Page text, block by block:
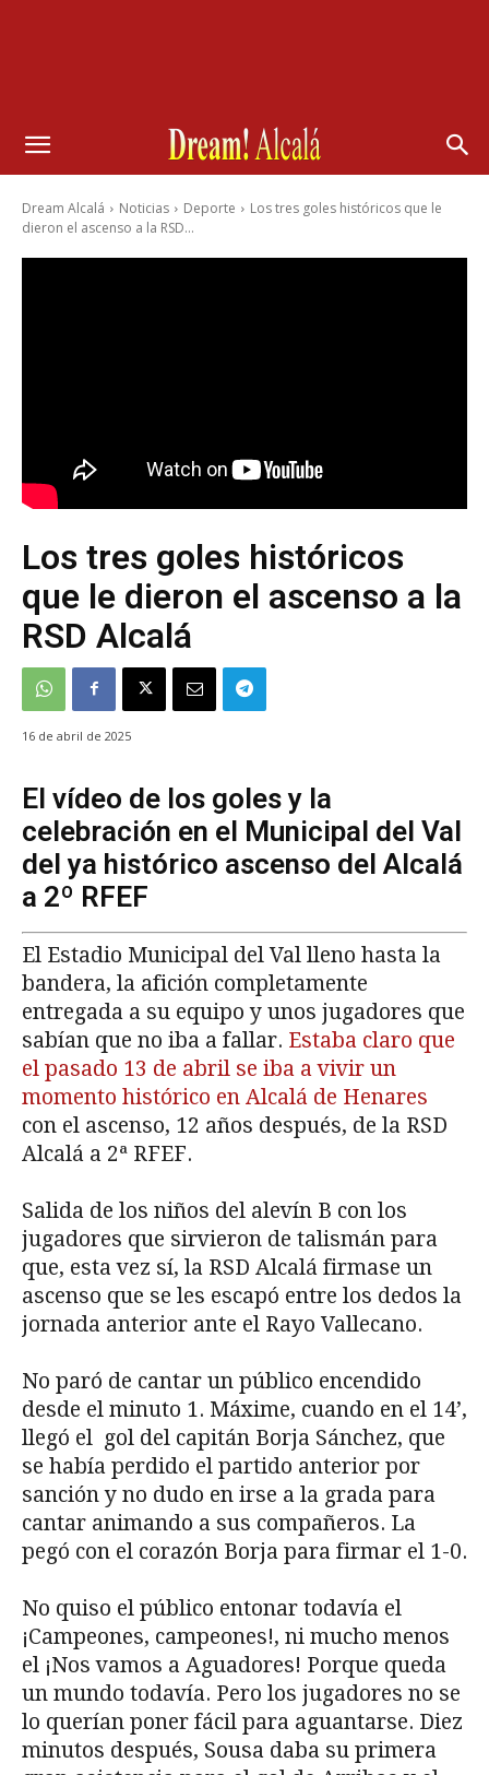
Dream Alcalá Noticias Deporte
Los tres goles históricos que le
dieron el ascenso a la RSD...
Los tres goles históricos
que le dieron el ascenso a la
RSD Alcalá
16 de abril de 2025
El vídeo de los goles y la
celebración en el Municipal del Val
del ya histórico ascenso del Alcalá
a 2º RFEF
El Estadio Municipal del Val lleno hasta la
bandera, la afición completamente
entregada a su equipo y unos jugadores que
sabían que no iba a fallar. Estaba claro que
el pasado 13 de abril se iba a vivir un
momento histórico en Alcalá de Henares
con el ascenso, 12 años después, de la RSD
Alcalá a 2ª RFEF.
Salida de los niños del alevín B con los
jugadores que sirvieron de talismán para
que, esta vez sí, la RSD Alcalá firmase un
ascenso que se les escapó entre los dedos la
jornada anterior ante el Rayo Vallecano.
No paró de cantar un público encendido
desde el minuto 1. Máxime, cuando en el 14’,
llegó el gol del capitán Borja Sánchez, que
se había perdido el partido anterior por
sanción y no dudo en irse a la grada para
cantar animando a sus compañeros. La
pegó con el corazón Borja para firmar el 1-0.
No quiso el público entonar todavía el
¡Campeones, campeones!, ni mucho menos
el ¡Nos vamos a Aguadores! Porque queda
un mundo todavía. Pero los jugadores no se
lo querían poner fácil para aguantarse. Diez
minutos después, Sousa daba su primera